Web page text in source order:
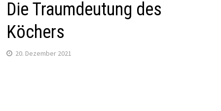
Die Traumdeutung des
Köchers
20. Dezember 2021